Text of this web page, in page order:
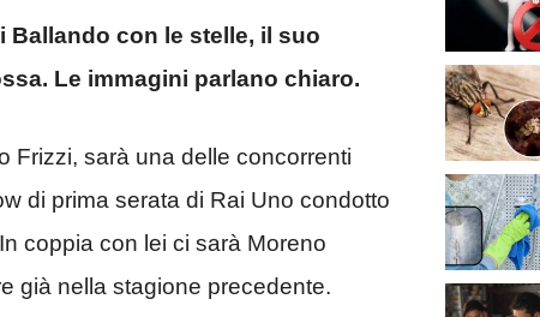
Ballando con le stelle, il suo
Le immagini parlano chiaro.
Frizzi, sarà una delle concorrenti
di prima serata di Rai Uno condotto
coppia con lei ci sarà Moreno
già nella stagione precedente.